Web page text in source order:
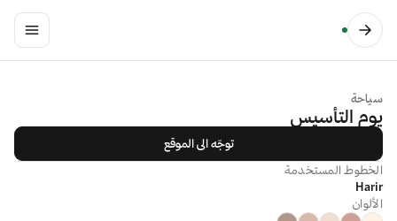
سياحة
يوم التأسيس
توجّه الى الموقع
الخطوط المستخدمة
Harir
الألوان